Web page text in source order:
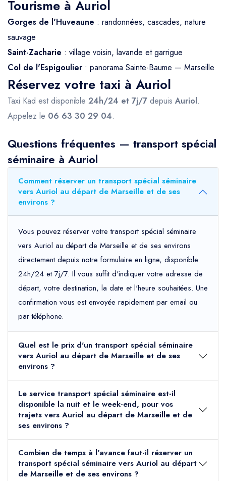
Tourisme à Auriol
Gorges de l'Huveaune : randonnées, cascades, nature
sauvage
Saint-Zacharie : village voisin, lavande et garrigue
Col de l'Espigoulier : panorama Sainte-Baume — Marseille
Réservez votre taxi à Auriol
Taxi Kad est disponible 24h/24 et 7j/7 depuis Auriol.
Appelez le 06 63 30 29 04.
Questions fréquentes — transport spécial
séminaire à Auriol
Comment réserver un transport spécial séminaire
vers Auriol au départ de Marseille et de ses
environs ?
Vous pouvez réserver votre transport spécial séminaire
vers Auriol au départ de Marseille et de ses environs
directement depuis notre formulaire en ligne, disponible
24h/24 et 7j/7. Il vous suffit d'indiquer votre adresse de
départ, votre destination, la date et l'heure souhaitées. Une
confirmation vous est envoyée rapidement par email ou
par téléphone.
Quel est le prix d'un transport spécial séminaire
vers Auriol au départ de Marseille et de ses
environs ?
Le service transport spécial séminaire est-il
disponible la nuit et le week-end, pour vos
trajets vers Auriol au départ de Marseille et de
ses environs ?
Combien de temps à l'avance faut-il réserver un
transport spécial séminaire vers Auriol au départ
de Marseille et de ses environs ?